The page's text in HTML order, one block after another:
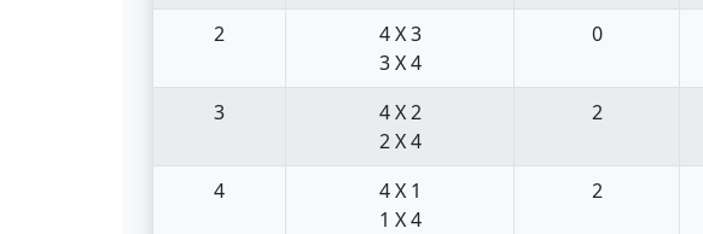
2
4 X 3
3 X 4
0
3
4 X 2
2 X 4
2
4
4 X 1
1 X 4
2